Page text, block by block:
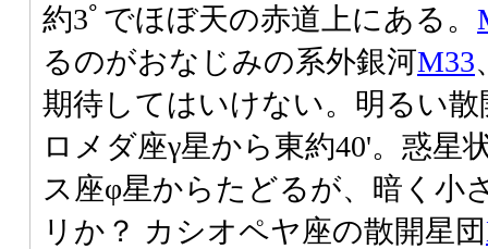
約3ﾟでほぼ天の赤道上にある。
るのがおなじみの系外銀河M33
期待してはいけない。明るい散
ロメダ座γ星から東約40'。惑星
ス座φ星からたどるが、暗く小
リか？ カシオペヤ座の散開星団